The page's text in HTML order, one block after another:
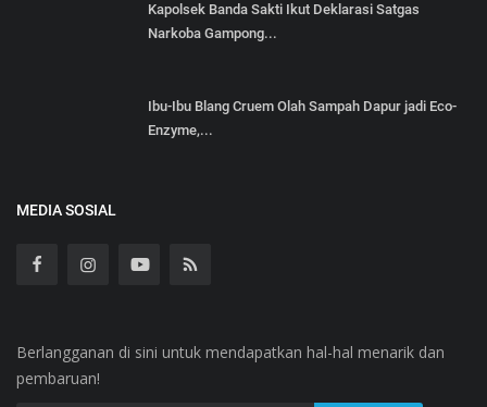
Kapolsek Banda Sakti Ikut Deklarasi Satgas
Narkoba Gampong...
Ibu-Ibu Blang Cruem Olah Sampah Dapur jadi Eco-
Enzyme,...
MEDIA SOSIAL
Berlangganan di sini untuk mendapatkan hal-hal menarik dan
pembaruan!